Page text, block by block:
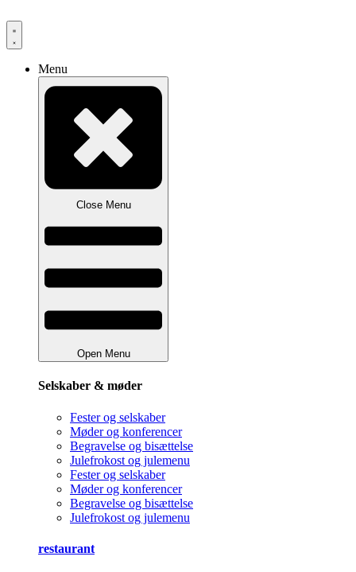
til
indhold
Menu
Close Menu
Open Menu
Selskaber & møder
Fester og selskaber
Møder og konferencer
Begravelse og bisættelse
Julefrokost og julemenu
Fester og selskaber
Møder og konferencer
Begravelse og bisættelse
Julefrokost og julemenu
restaurant